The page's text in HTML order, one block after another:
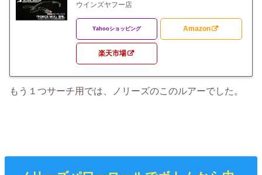
ウインズヤフー店
Yahooショッピング Amazon
楽天市場
もう１つサーチ用では、ノリーズのこのルアーでした。